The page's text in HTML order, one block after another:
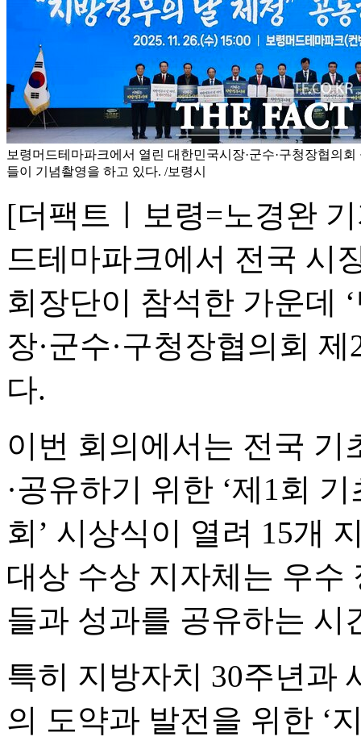
보령머드테마파크에서 열린 대한민국시장·군수·구청장협의
들이 기념촬영을 하고 있다. /보령시
[더팩트ㅣ보령=노경완
드테마파크에서 전국 시
회장단이 참석한 가운데
장·군수·구청장협의회
다.
이번 회의에서는 전국
·공유하기 위한 ‘제1회
회’ 시상식이 열려 15개
대상 수상 지자체는 우수
들과 성과를 공유하는 시
특히 지방자치 30주년과
의 도약과 발전을 위한 ‘